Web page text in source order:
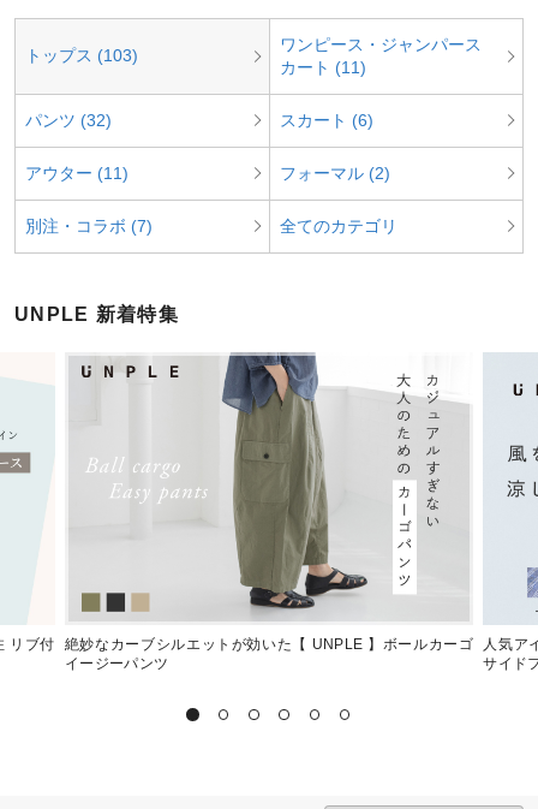
トップス (103)
ワンピース・ジャンパース
カート (11)
パンツ (32) スカート (6)
アウター (11) フォーマル (2)
別注・コラボ (7) 全てのカテゴリ
UNPLE 新着特集
リブ付
絶妙なカーブシルエットが効いた【 UNPLE 】ボールカーゴ
イージーパンツ
人気ア
サイド